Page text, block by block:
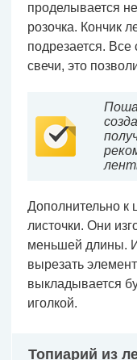
проделывается
розочка. Кончик
подрезается.
свечи, это
Дополнительно к
листочки. Они
меньшей длины.
вырезать
выкладывается
иголкой.
Топиарий из